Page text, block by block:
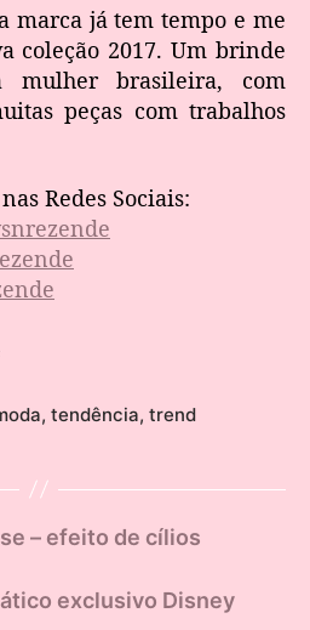
marca já tem tempo e me
coleção 2017. Um brinde
mulher brasileira, com
peças com trabalhos
Redes Sociais:
, tendência, trend
– efeito de cílios
exclusivo Disney